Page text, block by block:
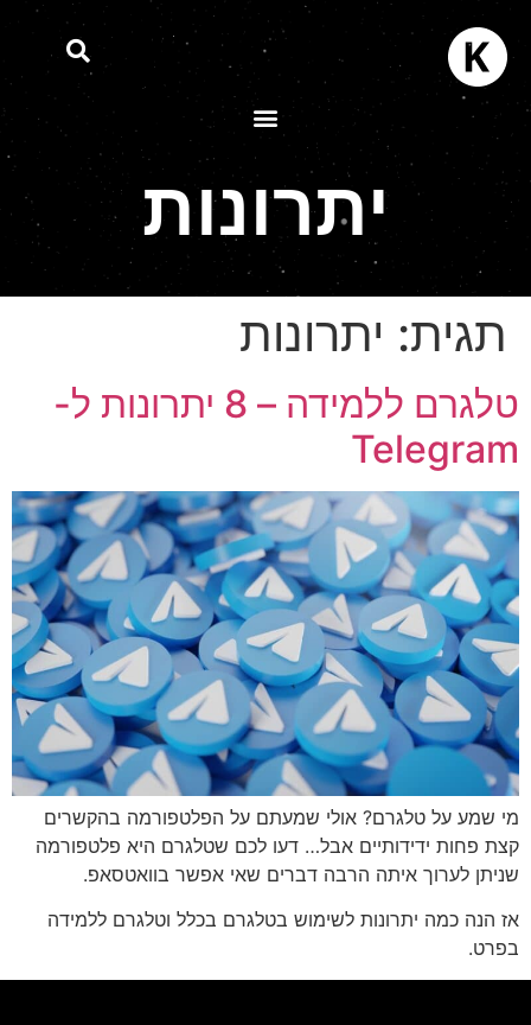
יתרונות
תגית:יתרונות
טלגרם ללמידה – 8 יתרונות ל-
שמע על טלגרם? אולי שמעתם על הפלטפורמה בהקשרים
פחות ידידותיים אבל… דעו לכם שטלגרם היא פלטפורמה
לערוך איתה הרבה דברים שאי אפשר בוואטסאפ.
הנה כמה יתרונות לשימוש בטלגרם בכלל וטלגרם ללמידה